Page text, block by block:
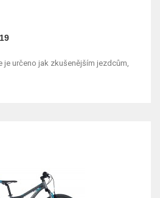
je určeno jak zkušenějším jezdcům,